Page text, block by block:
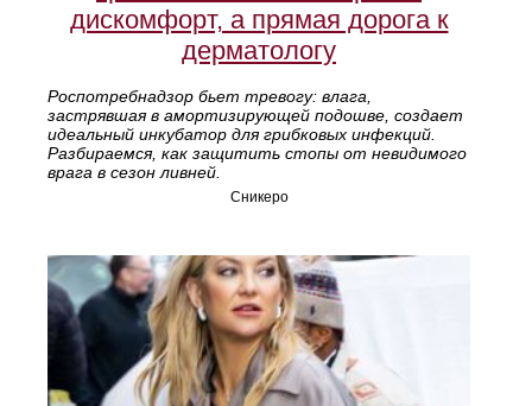
дискомфорт, а прямая дорога к
дерматологу
Роспотребнадзор бьет тревогу: влага,
застрявшая в амортизирующей подошве, создает
идеальный инкубатор для грибковых инфекций.
Разбираемся, как защитить стопы от невидимого
врага в сезон ливней.
Сникеро